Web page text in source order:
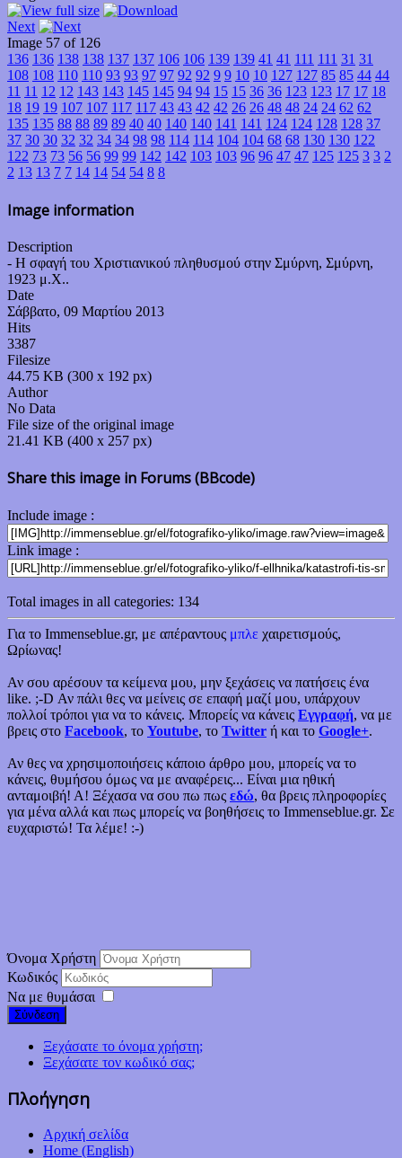
Next
Image 57 of 126
136 136 138 138 137 137 106 106 139 139 41 41 111 111 31 31
108 108 110 110 93 93 97 97 92 92 9 9 10 10 127 127 85 85 44 44
11 11 12 12 143 143 145 145 94 94 15 15 36 36 123 123 17 17 18
18 19 19 107 107 117 117 43 43 42 42 26 26 48 48 24 24 62 62
135 135 88 88 89 89 40 40 140 140 141 141 124 124 128 128 37
37 30 30 32 32 34 34 98 98 114 114 104 104 68 68 130 130 122
122 73 73 56 56 99 99 142 142 103 103 96 96 47 47 125 125 3 3 2
2 13 13 7 7 14 14 54 54 8 8
Image information
Description
- Η σφαγή του Χριστιανικού πληθυσμού στην Σμύρνη, Σμύρνη,
1923 μ.Χ..
Date
Σάββατο, 09 Μαρτίου 2013
Hits
3387
Filesize
44.75 KB (300 x 192 px)
Author
No Data
File size of the original image
21.41 KB (400 x 257 px)
Share this image in Forums (BBcode)
Include image :
Link image :
Total images in all categories: 134
Για το Immenseblue.gr, με απέραντους μπλε χαιρετισμούς,
Ωρίωνας!
Αν σου αρέσουν τα κείμενα μου, μην ξεχάσεις να πατήσεις ένα
like. ;-D Αν πάλι θες να μείνεις σε επαφή μαζί μου, υπάρχουν
πολλοί τρόποι για να το κάνεις. Μπορείς να κάνεις Εγγραφή, να με
βρεις στο Facebook, το Youtube, το Twitter ή και το Google+.
Αν θες να χρησιμοποιήσεις κάποιο άρθρο μου, μπορείς να το
κάνεις, θυμήσου όμως να με αναφέρεις... Είναι μια ηθική
ανταμοιβή! Α! Ξέχασα να σου πω πως εδώ, θα βρεις πληροφορίες
για μένα αλλά και πως μπορείς να βοηθήσεις το Immenseblue.gr. Σε
ευχαριστώ! Τα λέμε! :-)
Όνομα Χρήστη
Κωδικός
Να με θυμάσαι
Σύνδεση
Ξεχάσατε το όνομα χρήστη;
Ξεχάσατε τον κωδικό σας;
Πλοήγηση
Αρχική σελίδα
Home (English)